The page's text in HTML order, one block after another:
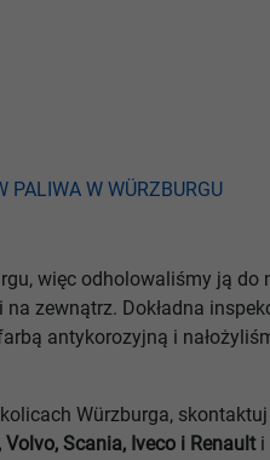
więc odholowaliśmy ją do
zewnątrz. Dokładna
antykorozyjną i
Würzburga,
Volvo, Scania, Iveco i Renaulti